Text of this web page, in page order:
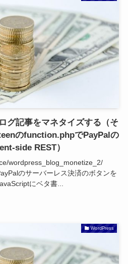
グ記事をマネタイズする（そ
のfunction.phpでPayPalの
side REST）
wordpress_blog_monetize_2/
のサーバーレス決済のボタンを
にベタ書...
WordPress